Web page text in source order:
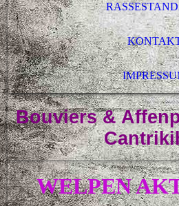
Bouviers &
WELPEN